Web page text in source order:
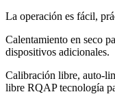
La operación es fácil,
Calentamiento en seco
dispositivos adicionales.
Calibración libre, auto-
libre RQAP tecnología